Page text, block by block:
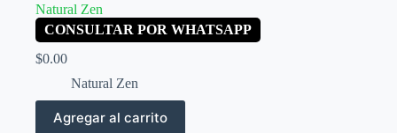
Natural Zen
CONSULTAR POR WHATSAPP
$0.00
Natural Zen
Agregar al carrito